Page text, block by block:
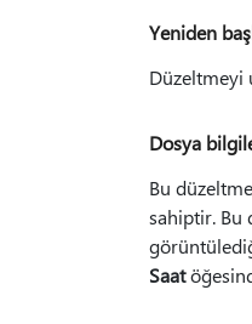
Yeniden
Düzeltmeyi
Dosya
Bu
sahiptir. Bu
Saat